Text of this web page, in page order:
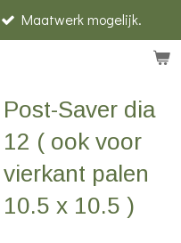
Maatwerk mogelijk.
Post-Saver dia
12 ( ook voor
vierkant palen
10.5 x 10.5 )